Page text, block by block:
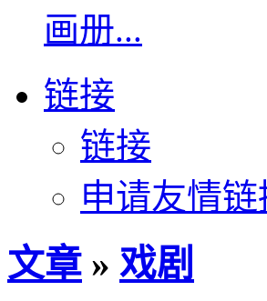
画册...
链接
链接
申请友情链
文章 » 戏剧